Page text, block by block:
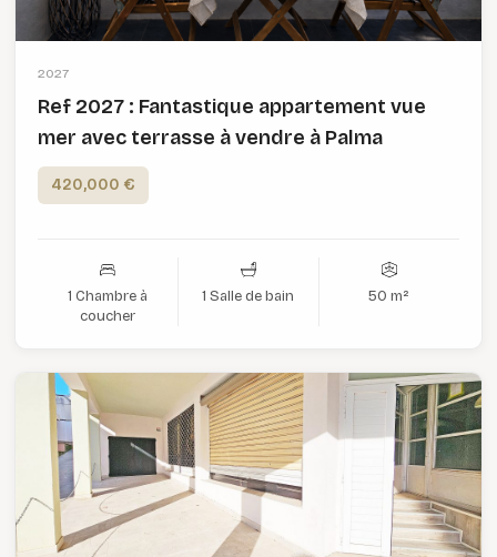
2027
Ref 2027 : Fantastique appartement vue
mer avec terrasse à vendre à Palma
420,000 €
1 Chambre à
coucher
1 Salle de bain 50 m²